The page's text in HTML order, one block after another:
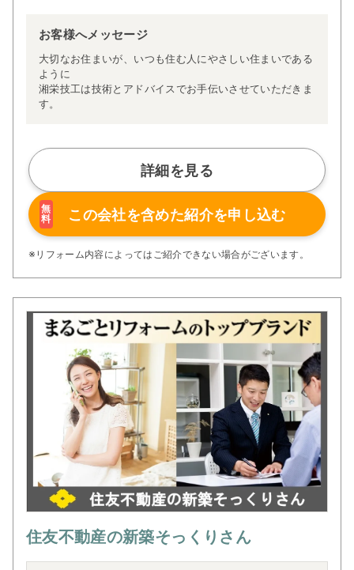
お客様へメッセージ
大切なお住まいが、いつも住む人にやさしい住まいである
ように
湘栄技工は技術とアドバイスでお手伝いさせていただきま
す。
詳細を見る
無
料
この会社を含めた紹介を申し込む
※リフォーム内容によってはご紹介できない場合がございます。
住友不動産の新築そっくりさん